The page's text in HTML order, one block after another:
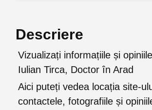
Descriere
Vizualizați informațiile și
Iulian Tirca, Doctor în Arad
Aici puteți vedea locația site-
contactele, fotografiile și